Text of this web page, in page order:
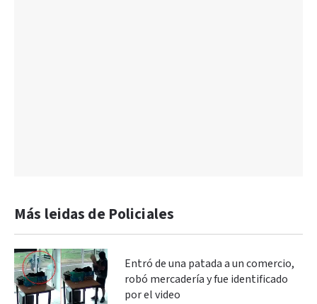
Más leidas de Policiales
Entró de una patada a un comercio,
robó mercadería y fue identificado
por el video